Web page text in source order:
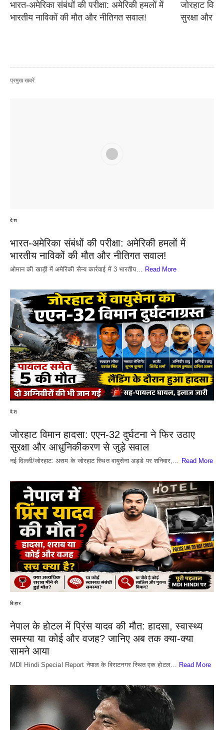
भारत-अमेरिका संबंधों की परीक्षा: अमेरिकी हमलों में
भारतीय नाविकों की मौत और नीतिगत सवाल!
जोरहाट
सुरक्षा और
प्रमुख खबरें
देश
भारत-अमेरिका संबंधों की परीक्षा: अमेरिकी हमलों में
भारतीय नाविकों की मौत और नीतिगत सवाल!
​ओमान की खाड़ी में अमेरिकी सैन्य कार्रवाई में 3 भारतीय… Read More
देश
जोरहाट विमान हादसा: एएन-32 दुर्घटना ने फिर उठाए
सुरक्षा और आधुनिकीकरण से जुड़े सवाल
नई दिल्ली/जोरहाट: असम के जोरहाट स्थित वायुसेना अड्डे पर शनिवार,… Read More
बिहार
नेपाल के होटल में प्रिंस यादव की मौत: हादसा, स्वास्थ्य
समस्या या कोई और वजह? जानिए अब तक क्या-क्या
सामने आया
MDI Hindi Special Report नेपाल के विराटनगर स्थित एक होटल… Read More